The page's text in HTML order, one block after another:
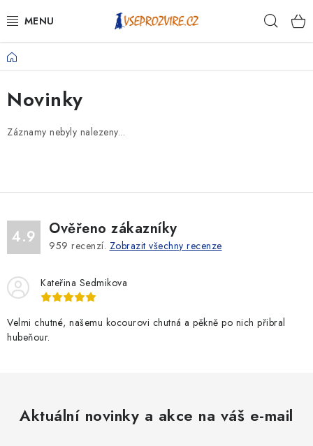
na
PSI
KOČKY
KONĚ
NA NEMOCI
KRÁLÍCI/HLODAVCI/PTÁCI
Podmínky ochrany osobních údajů
Domů
Novinky
Záznamy nebyly nalezeny...
4.9 Ověřeno zákazníky
959 recenzí. Zobrazit všechny recenze
Kateřina Sedmikova
Velmi chutné, našemu kocourovi chutná a pěkně po nich přibral
hubeňour.
Aktuální novinky a akce na váš e-mail